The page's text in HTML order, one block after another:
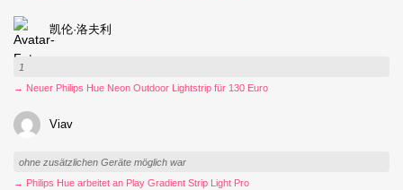
凯伦·洛夫利
1
→ Neuer Philips Hue Neon Outdoor Lightstrip für 130 Euro
Viav
ohne zusätzlichen Geräte möglich war
→ Philips Hue arbeitet an Play Gradient Strip Light Pro